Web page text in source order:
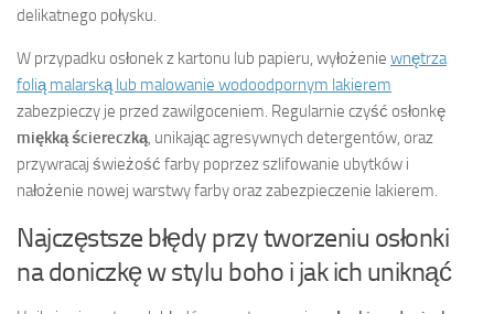
delikatnego połysku.
W przypadku osłonek z kartonu lub papieru, wyłożenie wnętrza
folią malarską lub malowanie wodoodpornym lakierem
zabezpieczy je przed zawilgoceniem. Regularnie czyść osłonkę
miękką ściereczką, unikając agresywnych detergentów, oraz
przywracaj świeżość farby poprzez szlifowanie ubytków i
nałożenie nowej warstwy farby oraz zabezpieczenie lakierem.
Najczęstsze błędy przy tworzeniu osłonki
na doniczkę w stylu boho i jak ich uniknąć